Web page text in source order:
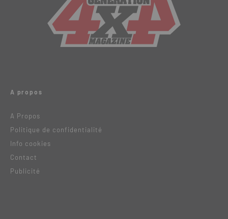
A propos
A Propos
Politique de confidentialité
Info cookies
Contact
Publicité